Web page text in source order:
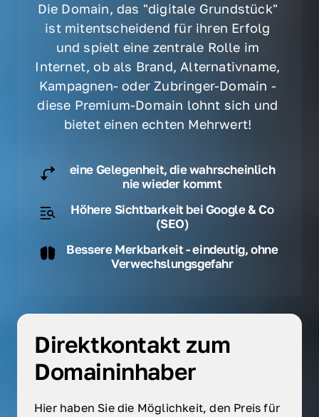
Die Domain, das "digitale Grundstück"
ist mitentscheidend für ihren Erfolg
und spielt eine zentrale Rolle im
Internet, ob als Brand, Alternativname,
Kampagnen- oder Zubringer-Domain -
diese Premium-Domain lohnt sich und
bietet einen echten Mehrwert!
eine Gelegenheit, die wahrscheinlich
nie wieder kommt
Höhere Sichtbarkeit bei Google & Co
(SEO)
Bessere Merkbarkeit - eindeutig, ohne
Verwechslungsgefahr
Direktkontakt zum
Domaininhaber
Hier haben Sie die Möglichkeit, den Preis für